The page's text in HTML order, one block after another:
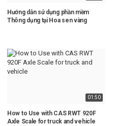
Hướng dẫn sử dụng phần mềm
Thông dụng tại Hoa sen vàng
01:50
How to Use with CAS RWT 920F
Axle Scale for truck and vehicle